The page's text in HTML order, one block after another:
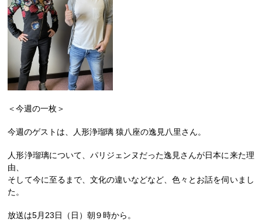
＜今週の一枚＞
今週のゲストは、人形浄瑠璃 猿八座の逸見八里さん。
人形浄瑠璃について、パリジェンヌだった逸見さんが日本に来た理
由、
そして今に至るまで、文化の違いなどなど、色々とお話を伺いまし
た。
放送は5月23日（日）朝９時から。